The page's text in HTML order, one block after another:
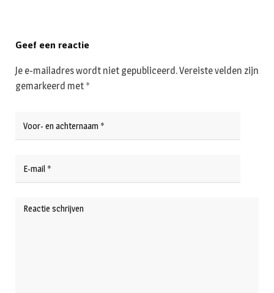
Geef een reactie
Je e-mailadres wordt niet gepubliceerd.Vereiste velden zijn
gemarkeerd met *